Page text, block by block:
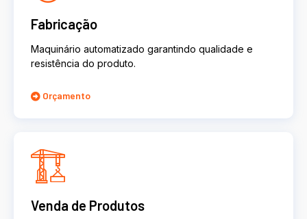
Fabricação
Maquinário automatizado garantindo qualidade e
resistência do produto.
Orçamento
Venda de Produtos